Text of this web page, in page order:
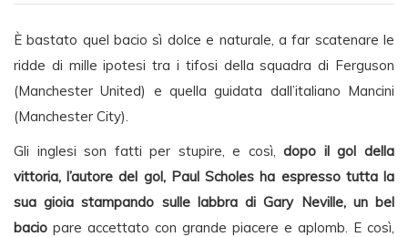
È bastato quel bacio sì dolce e naturale, a far scatenare le
ridde di mille ipotesi tra i tifosi della squadra di Ferguson
(Manchester United) e quella guidata dall’italiano Mancini
(Manchester City).
Gli inglesi son fatti per stupire, e così,dopo il gol della
vittoria, l’autore del gol, Paul Scholes ha espresso tutta la
sua gioia stampando sulle labbra di Gary Neville, un bel
bacio pare accettato con grande piacere e aplomb. E così,